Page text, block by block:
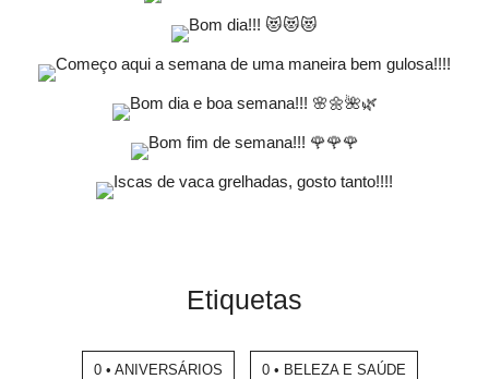
Etiquetas
0 • ANIVERSÁRIOS 0 • BELEZA E SAÚDE